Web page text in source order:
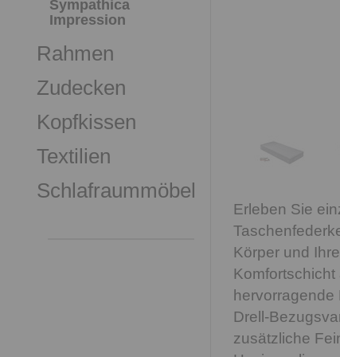
Sympathica
Impression
Rahmen
Zudecken
Kopfkissen
Textilien
Schlafraummöbel
Erleben Sie
Körper und
Komfortschicht
hervorragende
Drell-
zusätzliche